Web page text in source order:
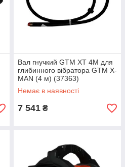
Вал гнучкий GTM XT 4M для
глибинного вібратора GTM X-
MAN (4 м) (37363)
Немає в наявності
7 541 ₴